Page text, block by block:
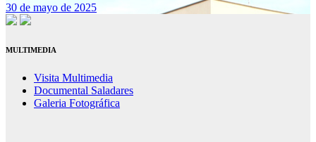
30 de mayo de 2025
MULTIMEDIA
Visita Multimedia
Documental Saladares
Galeria Fotográfica